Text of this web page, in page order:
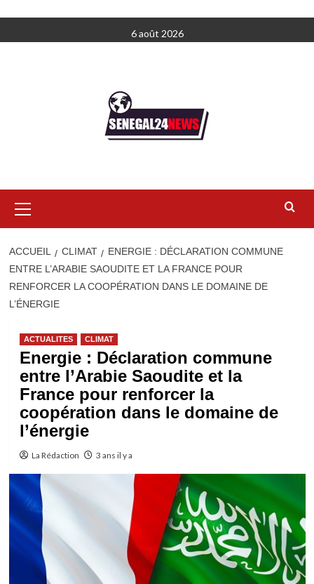
au
6 août 2026
principal
ACCUEIL CLIMAT
ENERGIE : DÉCLARATION COMMUNE
ENTRE L’ARABIE SAOUDITE ET LA FRANCE POUR
RENFORCER LA COOPÉRATION DANS LE DOMAINE DE
L’ÉNERGIE
ACTUALITES CLIMAT
Energie : Déclaration commune
entre l’Arabie Saoudite et la
France pour renforcer la
coopération dans le domaine de
l’énergie
La Rédaction 3 ans il y a